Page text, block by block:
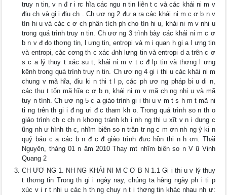
truy n tin, v n đ r i rc hĩa các ngu n tin liên t c và các khái ni m v
điu ch và gi i điu ch . Ch ươ ng 2 đư a ra các khái ni m c ơ b n v
tín hi u và các c ơ ch phân tích ph cho tín hi u, khái ni m v nhi u
trong quá trình truy n tin. Ch ươ ng 3 trình bày các khái ni m c ơ
b n v đ đo thơng tin, l ưng tin, entropi và m i quan h gi a l ưng tin
và entropi, các cơng th c xác đnh lưng tin và entropi d a trên c ơ
s c a lý thuy t xác su t, khái ni m v t c đ lp tin và thơng l ưng
kênh trong quá trình truy n tin. Ch ươ ng 4 gi i thi u các khái ni m
chung v mã hĩa, điu ki n thi t l p, các ph ươ ng pháp bi u di n,
các thu t tốn mã hĩa c ơ b n, khái ni m v mã ch ng nhi u và mã
tuy n tính. Ch ươ ng 5 c a giáo trình gi i thi u v m t s h m t mã ni
ti ng trên th gi i đ ng ưi đ c tham kh o. Trong quá trình so n th o
giáo trình ch c ch n khơng tránh kh i nh ng thi u xĩt v n i dung c
ũng nh ư hình th c, nhĩm biên so n trân tr ng c m ơn nh ng ý ki n
quý báu c a các b n đ c đ giáo trình đưc hồn thi n h ơn. Thái
Nguyên, tháng 01 n ăm 2010 Thay mt nhĩm biên so n V ũ Vinh
Quang 2
CH ƯƠ NG 1. NH NG KHÁI NI M C Ơ B N 1.1 Gi i thi u v lý thuy
t thơng tin Trong th gi i ngày nay, chúng ta hàng ngày ph i ti p
xúc v i r t nhi u các h th ng chuy n t i thơng tin khác nhau nh ư: